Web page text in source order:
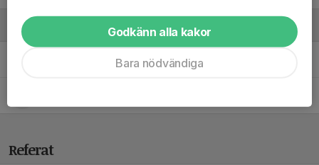
Ledare
Marija GustafssonTränare
Referat
Godkänn alla kakor
Bara nödvändiga